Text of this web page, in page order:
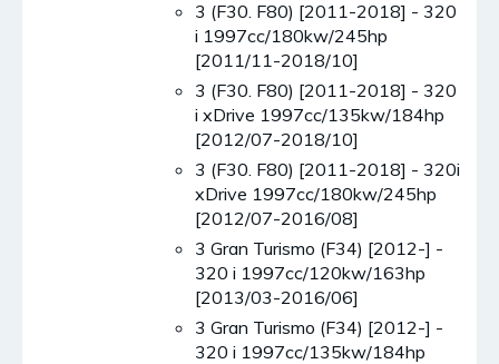
3 (F30. F80) [2011-2018] - 320
i 1997cc/180kw/245hp
[2011/11-2018/10]
3 (F30. F80) [2011-2018] - 320
i xDrive 1997cc/135kw/184hp
[2012/07-2018/10]
3 (F30. F80) [2011-2018] - 320i
xDrive 1997cc/180kw/245hp
[2012/07-2016/08]
3 Gran Turismo (F34) [2012-] -
320 i 1997cc/120kw/163hp
[2013/03-2016/06]
3 Gran Turismo (F34) [2012-] -
320 i 1997cc/135kw/184hp